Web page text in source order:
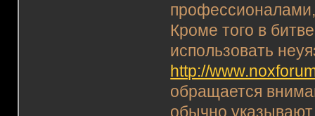
профессионалами,
Кроме того в
использовать
http://
обращается
обычно указывают